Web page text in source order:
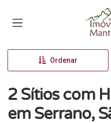
Ordenar
2 Sítios com
em Serrano,